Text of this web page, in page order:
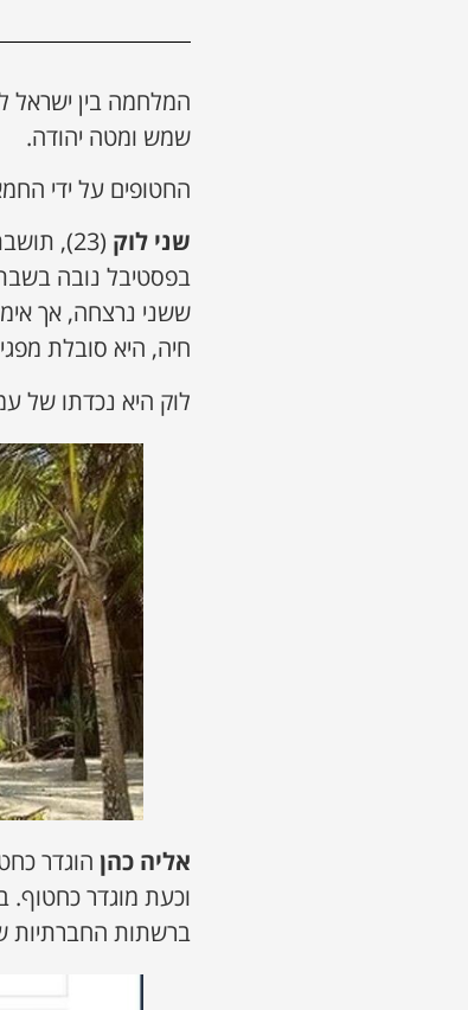
המלחמה בין ישראל
שמש ומטה יהודה.
החטופים על ידי
שני לוק
(23),
בפסטיבל נובה
ששני נרצחה, אך
חיה, היא סובלת
לוק היא נכדתו של
אליה כהן הוגדר
וכעת מוגדר כחטוף.
ברשתות החברתיות